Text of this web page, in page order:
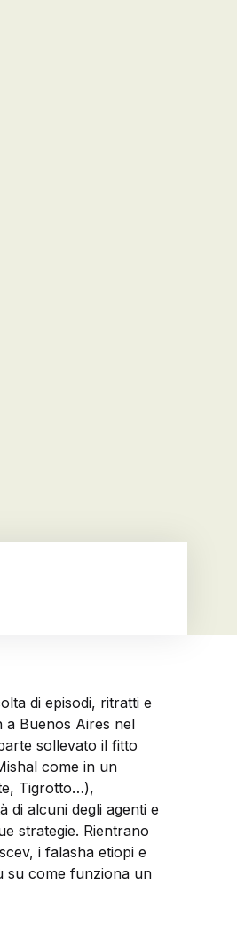
di episodi, ritratti e
a Buenos Aires nel
sollevato il fitto
come in un
Tigrotto…),
di alcuni degli agenti e
strategie. Rientrano
i falasha etiopi e
su come funziona un